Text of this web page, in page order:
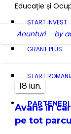
START INVEST
GRANT PLUS
START
PARTENERI
Educație și
Anunturi by
18 iun.
Avans în
pe tot